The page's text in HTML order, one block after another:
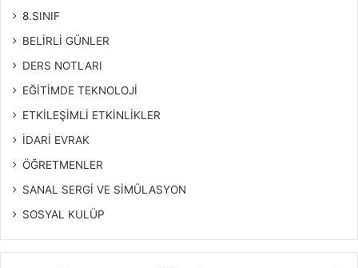
8.SINIF
BELİRLİ GÜNLER
DERS NOTLARI
EĞİTİMDE TEKNOLOJİ
ETKİLEŞİMLİ ETKİNLİKLER
İDARİ EVRAK
ÖĞRETMENLER
SANAL SERGİ VE SİMÜLASYON
SOSYAL KULÜP